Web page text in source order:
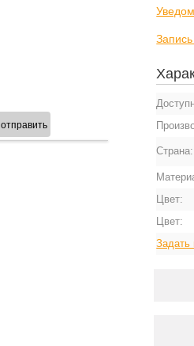
отправить
Цвет:
Цвет:
Задать